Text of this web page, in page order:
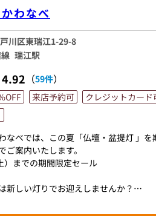
、品質と価格のバランスです。品質に
すい価格を実現しています。お客様に長
ような耐久性のある商品を取り扱って
フ一同、お客様のご要望に丁寧にお応
や仏具に関するご質問やご相談にも親身
アドバイスをいたします。お客様のご満
、心からのおもてなしを提供いたします
ていただきます。ぜひ一度、当店にお
い空間で、お仏壇や仏具をご覧いただけ
、心よりお待ちしております。」
家具」との協同開発≫
がわは、日本を代表する家具メーカー
協同開発で、現代の住宅にあったモダ
ます。他にも国内の家具専門メーカーと
レクションがあり、祈る人と偲ぶ人をつ
舗サービスのご案内≫
お墓・相続・遺品整理のご相談
ページ内の「来店予約ボタン」からお
談や商品のご注文を承ります。お電話
」とお伝えください)
す)
わなべ
川区東瑞江1-29-8
瑞江駅
4.92 （59件）
来店予約可
クレジットカード
なべでは、この夏「仏壇・盆提灯 」を
ご案内いたします。
）までの期間限定セール
新しい灯りでお迎えしませんか？